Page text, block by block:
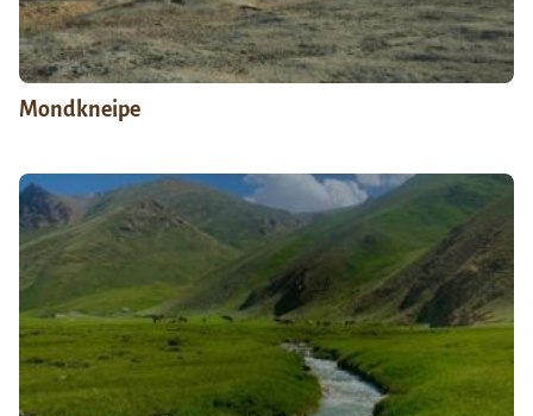
Mondkneipe